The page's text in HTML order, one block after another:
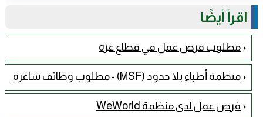
اقرأ أيضًا
مطلوب فرص عمل في قطاع غزة
منظمة أطباء بلا حدود (MSF) - مطلوب وظائف شاغرة
فرص عمل لدى منظمة WeWorld